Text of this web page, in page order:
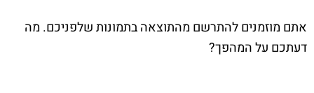
אתם מוזמנים להתרשם מהתוצאה בתמונות שלפניכם. מה
דעתכם על המהפך?